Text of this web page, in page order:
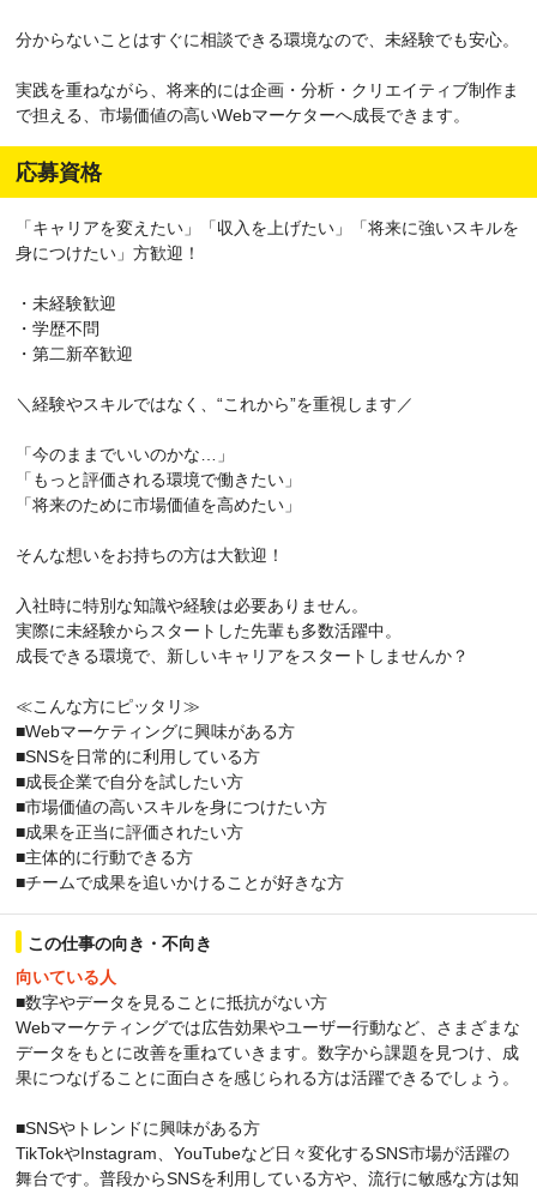
分からないことはすぐに相談できる環境なので、未経験でも安心。
実践を重ねながら、将来的には企画・分析・クリエイティブ制作ま
で担える、市場価値の高いWebマーケターへ成長できます。
応募資格
「キャリアを変えたい」「収入を上げたい」「将来に強いスキルを
身につけたい」方歓迎！
・未経験歓迎
・学歴不問
・第二新卒歓迎
＼経験やスキルではなく、“これから”を重視します／
「今のままでいいのかな…」
「もっと評価される環境で働きたい」
「将来のために市場価値を高めたい」
そんな想いをお持ちの方は大歓迎！
入社時に特別な知識や経験は必要ありません。
実際に未経験からスタートした先輩も多数活躍中。
成長できる環境で、新しいキャリアをスタートしませんか？
≪こんな方にピッタリ≫
■Webマーケティングに興味がある方
■SNSを日常的に利用している方
■成長企業で自分を試したい方
■市場価値の高いスキルを身につけたい方
■成果を正当に評価されたい方
■主体的に行動できる方
■チームで成果を追いかけることが好きな方
この仕事の向き・不向き
向いている人
■数字やデータを見ることに抵抗がない方
Webマーケティングでは広告効果やユーザー行動など、さまざまな
データをもとに改善を重ねていきます。数字から課題を見つけ、成
果につなげることに面白さを感じられる方は活躍できるでしょう。
■SNSやトレンドに興味がある方
TikTokやInstagram、YouTubeなど日々変化するSNS市場が活躍の
舞台です。普段からSNSを利用している方や、流行に敏感な方は知